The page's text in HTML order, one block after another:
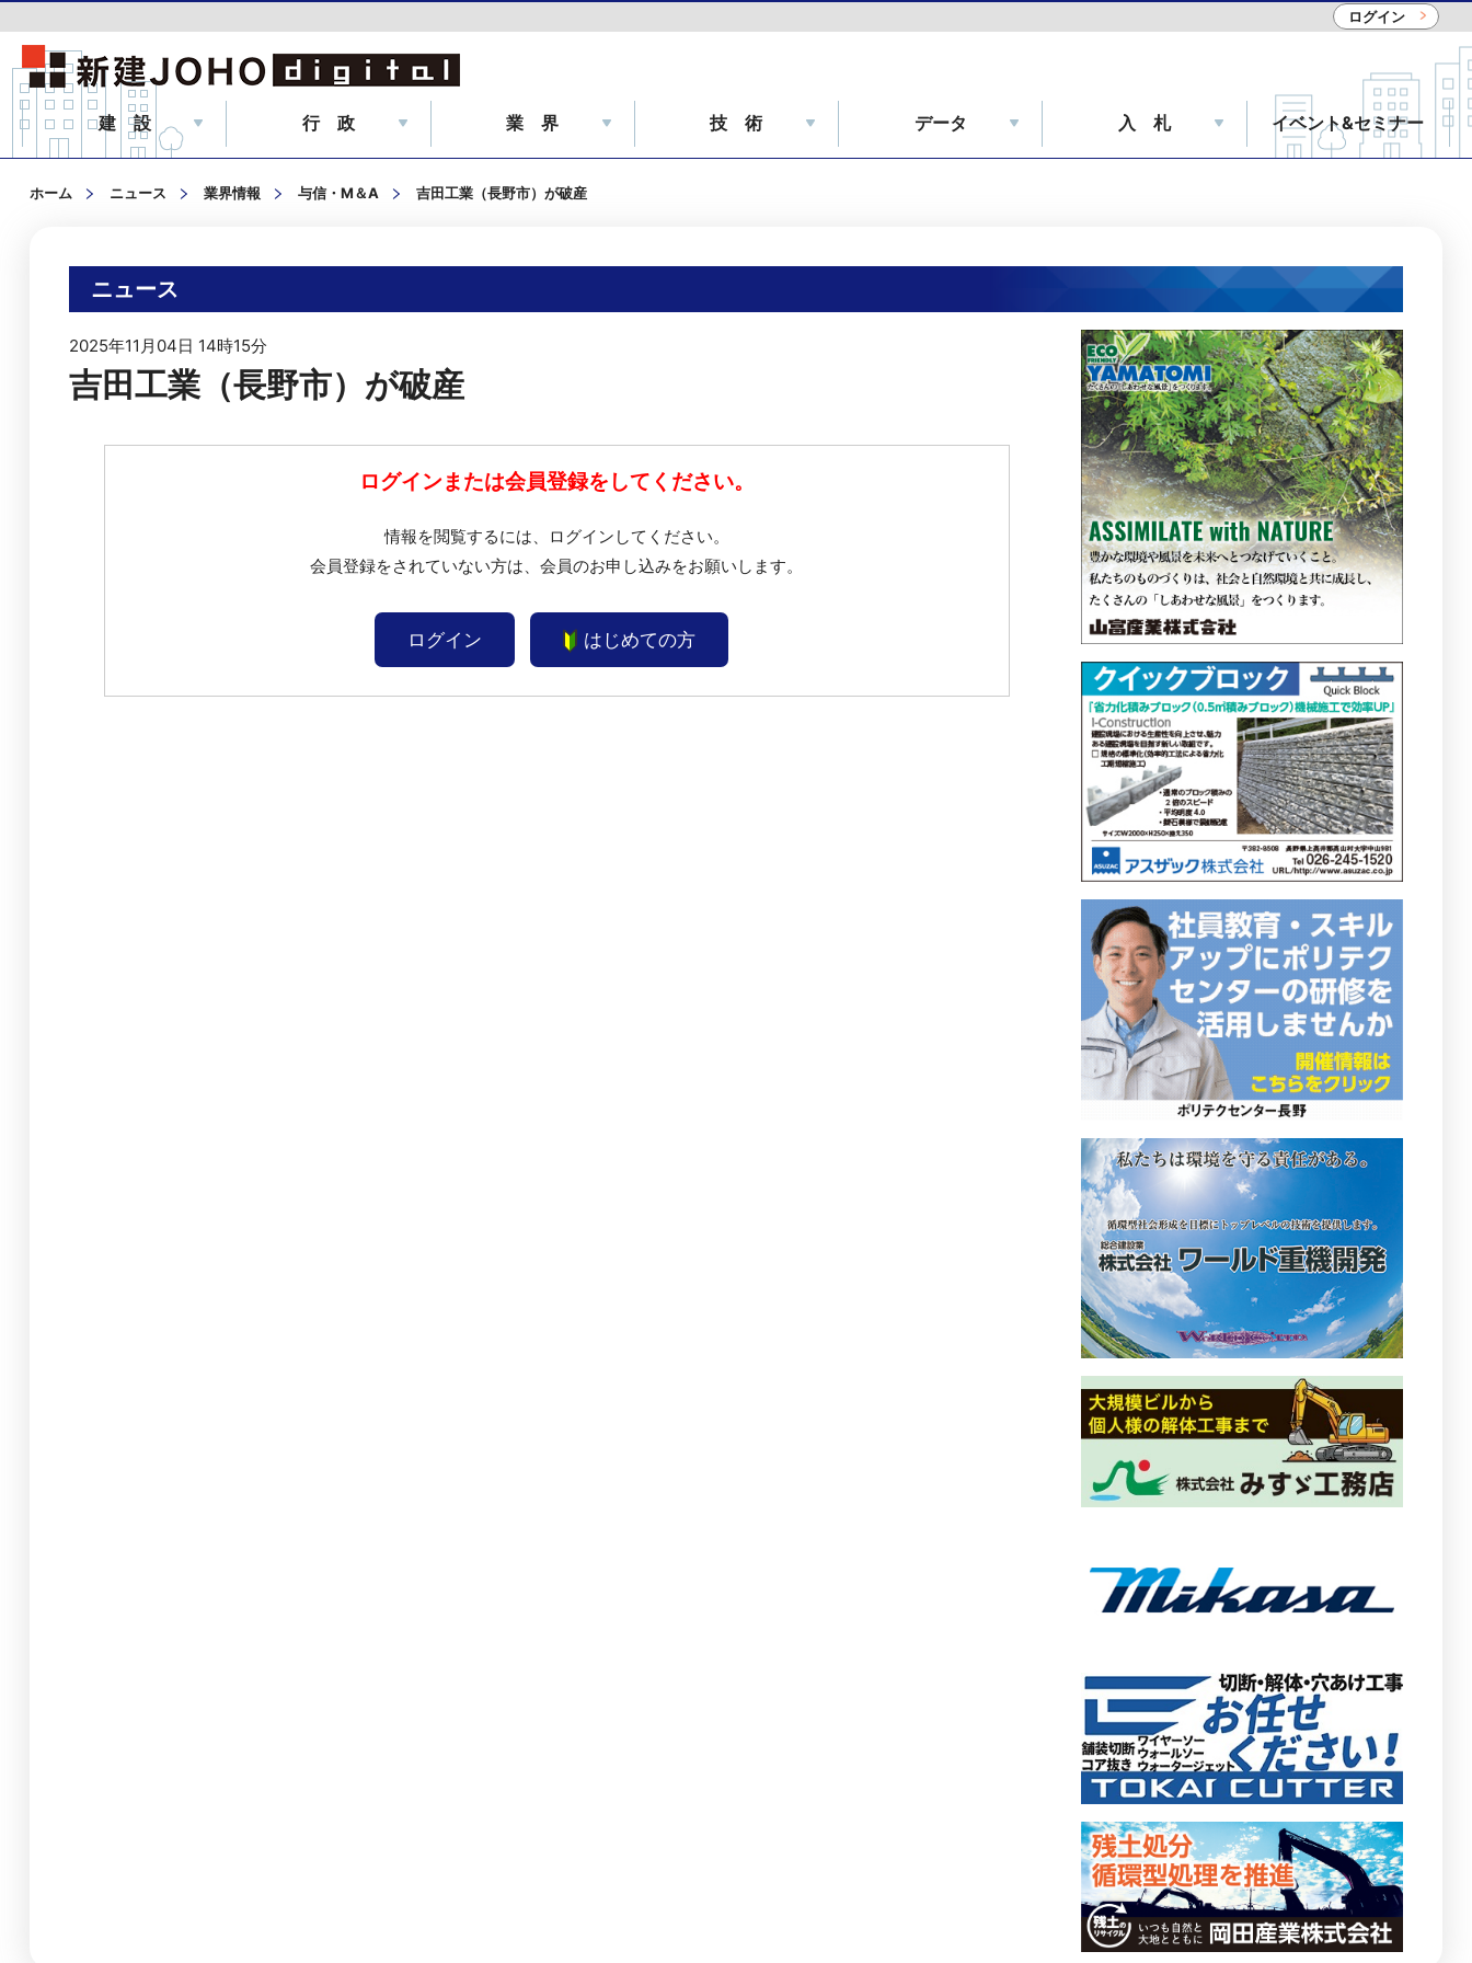
ログイン
建 設 行 政 業 界 技 術 データ 入 札 イベント&セミナー
ホーム ニュース 業界情報 与信・M＆A 吉田工業（長野市）が破産
ニュース
2025年11月04日 14時15分
吉田工業（長野市）が破産
ログインまたは会員登録をしてください。
情報を閲覧するには、ログインしてください。
会員登録をされていない方は、会員のお申し込みをお願いします。
ログイン はじめての方